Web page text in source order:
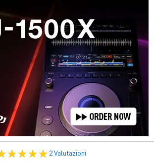
2 Valutazioni